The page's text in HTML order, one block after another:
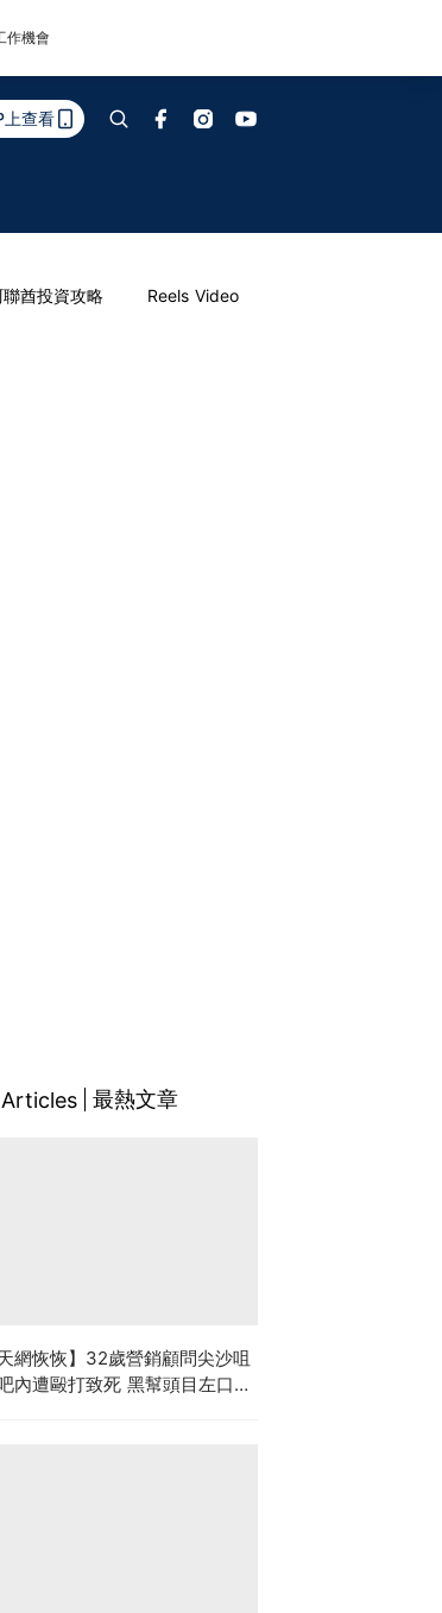
作機會
查看
聯酋投資攻略 Reels Video
最熱文章
天網恢恢】32歲營銷顧問尖沙咀
內遭毆打致死 黑幫頭目左口落